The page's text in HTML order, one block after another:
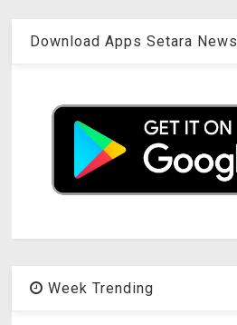
Download Apps Setara News
Week Trending